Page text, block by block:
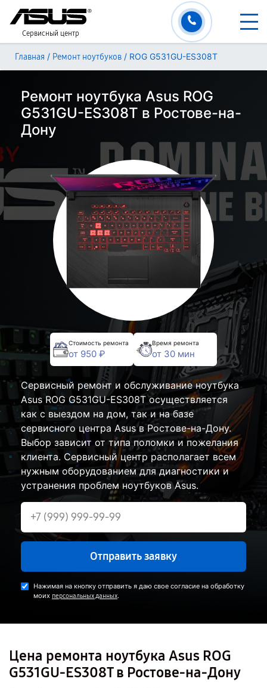
Сервисный центр
Главная / Ремонт ноутбуков / ROG G531GU-ES308T
Ремонт ноутбука Asus ROG
G531GU-ES308T в Ростове-на-
Дону
Стоимость ремонта
от 950 ₽
Время ремонта
от 30 мин
Сервисный ремонт и обслуживание ноутбука
Asus ROG G531GU-ES308T осуществляется
как с выездом на дом, так и на базе
сервисного центра Asus в Ростове-на-Дону.
Выбор зависит от типа поломки и пожелания
клиента. Сервисный центр располагает всем
нужным оборудованием для диагностики и
устранения проблем ноутбуков Asus.
Отправить заявку
Нажимая на кнопку отправить я даю свое согласие на обработку
моих персональных данных.
Цена ремонта ноутбука Asus ROG
G531GU-ES308T в Ростове-на-Дону